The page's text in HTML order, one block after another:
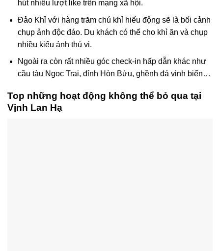
hút nhiều lượt like trên mạng xã hội.
Đảo Khỉ với hàng trăm chú khỉ hiếu động sẽ là bối cảnh
chụp ảnh độc đáo. Du khách có thể cho khỉ ăn và chụp
nhiều kiểu ảnh thú vị.
Ngoài ra còn rất nhiều góc check-in hấp dẫn khác như
cầu tàu Ngọc Trai, đỉnh Hòn Bửu, ghềnh đá vịnh biển…
Top những hoạt động không thể bỏ qua tại
Vịnh Lan Hạ